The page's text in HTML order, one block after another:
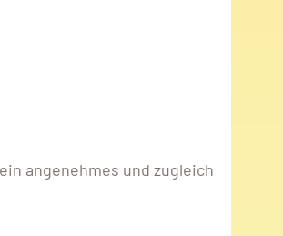
angenehmes und zugleich